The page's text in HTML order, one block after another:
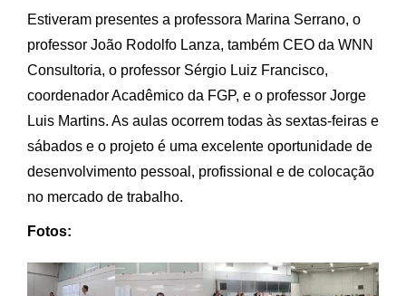
Estiveram presentes a professora Marina Serrano, o
professor João Rodolfo Lanza, também CEO da WNN
Consultoria, o professor Sérgio Luiz Francisco,
coordenador Acadêmico da FGP, e o professor Jorge
Luis Martins. As aulas ocorrem todas às sextas-feiras e
sábados e o projeto é uma excelente oportunidade de
desenvolvimento pessoal, profissional e de colocação
no mercado de trabalho.
Fotos: